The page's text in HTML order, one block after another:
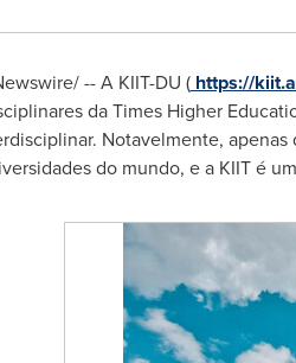
-- A KIIT-DU (https://
da Times Higher
Notavelmente,
do mundo, e a KIIT é